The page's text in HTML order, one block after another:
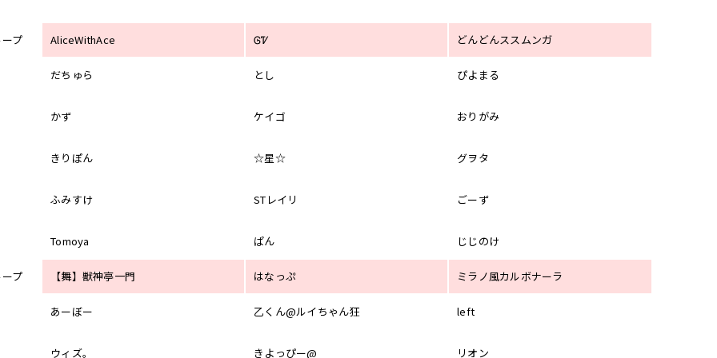
プ
AliceWithAce ᎶᏤ どんどんススムンガ
だちゅら
かず
きりぽん
ふみすけ
Tomoya
とし
ケイゴ
☆星☆
STレイリ
ぱん
ぴよまる
おりがみ
グヲタ
ごーず
じじのけ
プ
【舞】獣神亭一門 はなっぷ ミラノ風カルボナーラ
あーぼー
ウィズ。
乙くん@ルイちゃん狂
きよっぴー@
left
リオン